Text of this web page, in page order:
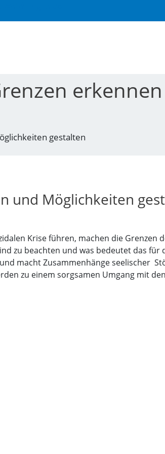
gestalten
und Möglichkeiten
Krise führen, machen die Grenzen
zu beachten und was bedeutet das für
macht Zusammenhänge seelischer
zu einem sorgsamen Umgang mit